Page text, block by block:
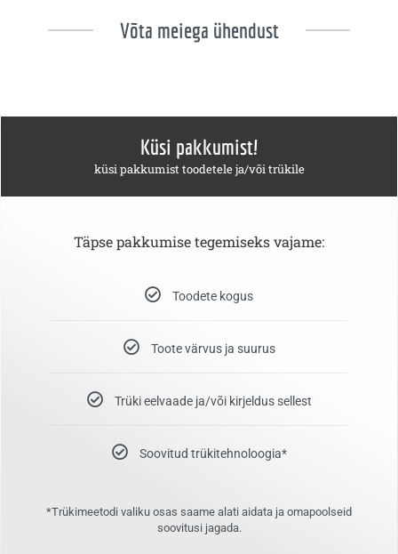
Võta meiega ühendust
Küsi pakkumist!
küsi pakkumist toodetele ja/või trükile
Täpse pakkumise tegemiseks vajame:
Toodete kogus
Toote värvus ja suurus
Trüki eelvaade ja/või kirjeldus sellest
Soovitud trükitehnoloogia*
*Trükimeetodi valiku osas saame alati aidata ja omapoolseid
soovitusi jagada.